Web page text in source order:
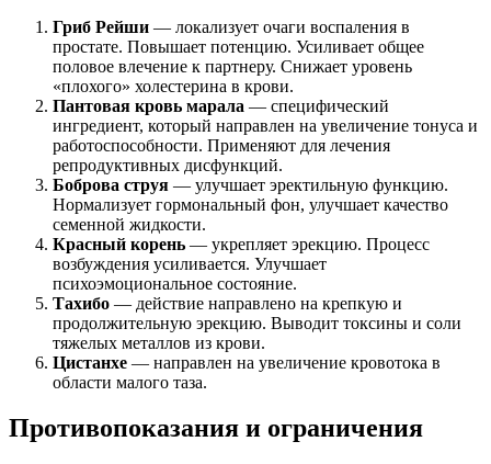
Гриб Рейши — локализует очаги воспаления в
простате. Повышает потенцию. Усиливает общее
половое влечение к партнеру. Снижает уровень
«плохого» холестерина в крови.
Пантовая кровь марала — специфический
ингредиент, который направлен на увеличение тонуса и
работоспособности. Применяют для лечения
репродуктивных дисфункций.
Боброва струя — улучшает эректильную функцию.
Нормализует гормональный фон, улучшает качество
семенной жидкости.
Красный корень — укрепляет эрекцию. Процесс
возбуждения усиливается. Улучшает
психоэмоциональное состояние.
Тахибо — действие направлено на крепкую и
продолжительную эрекцию. Выводит токсины и соли
тяжелых металлов из крови.
Цистанхе — направлен на увеличение кровотока в
области малого таза.
Противопоказания и ограничения